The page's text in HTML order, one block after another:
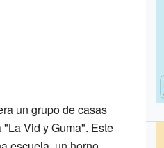
un grupo de casas
Vid y Guma". Este